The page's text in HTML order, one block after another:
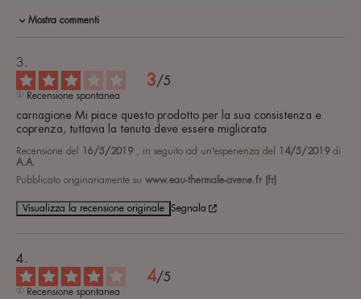
Mostra commenti
3/5
Recensione spontanea
carnagione Mi piace questo prodotto per la sua consistenza e
coprenza, tuttavia la tenuta deve essere migliorata
Recensione del 16/5/2019 , in seguito ad un'esperienza del 14/5/2019 di
A.A.
Pubblicato originariamente su www.eau-thermale-avene.fr (fr)
Visualizza la recensione originale Segnala
4/5
Recensione spontanea